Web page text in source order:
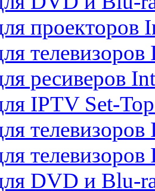
проекторов
ресиверов
IPTV Set-
телевизоров
телевизоров
DVD и Blu-